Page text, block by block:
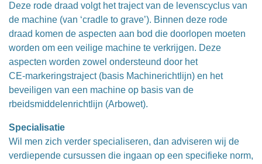
Deze rode draad volgt het traject van de levenscyclus van
de machine (van ‘cradle to grave’). Binnen deze rode
draad komen de aspecten aan bod die doorlopen moeten
worden om een veilige machine te verkrijgen. Deze
aspecten worden zowel ondersteund door het
CE-markeringstraject (basis Machinerichtlijn) en het
beveiligen van een machine op basis van de
rbeidsmiddelenrichtlijn (Arbowet).
Specialisatie
Wil men zich verder specialiseren, dan adviseren wij de
verdiepende cursussen die ingaan op een specifieke norm,